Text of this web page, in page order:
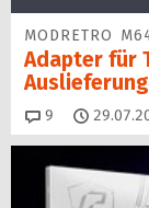
MODRETRO
Adapter für
9 Kommentare